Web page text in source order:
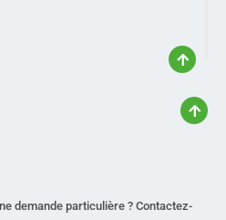
demande particulière ? Contactez-